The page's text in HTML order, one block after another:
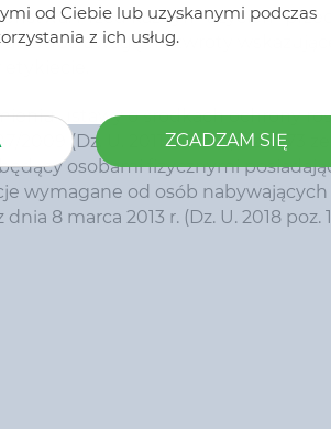
Przed każdym użyciem
Zwróć uwagę na zwroty
ustawy o środkach ochrony
2009 (Dz. U. 2011 nr 284 poz. 1673
osobami fizycznymi
wymagane od osób
8 marca 2013 r. (Dz. U. 2018 poz.
od Ciebie lub uzyskanymi podczas
z ich usług.
ZGADZAM SIĘ